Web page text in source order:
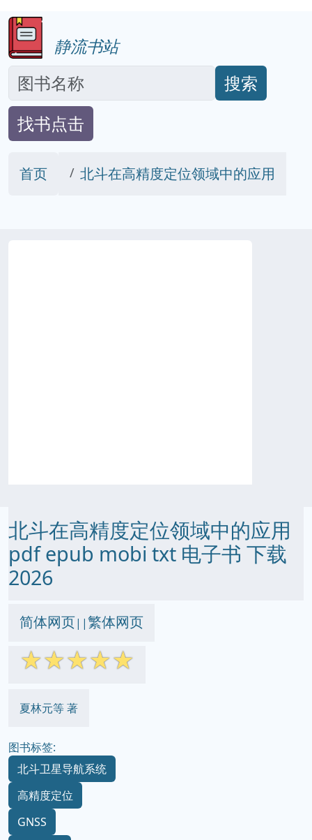
静流书站
搜索
找书点击
首页 北斗在高精度定位领域中的应用
北斗在高精度定位领域中的应用
pdf epub mobi txt 电子书 下载
2026
简体网页||繁体网页
☆☆☆☆☆
夏林元等 著
图书标签:
北斗卫星导航系统
高精度定位
GNSS